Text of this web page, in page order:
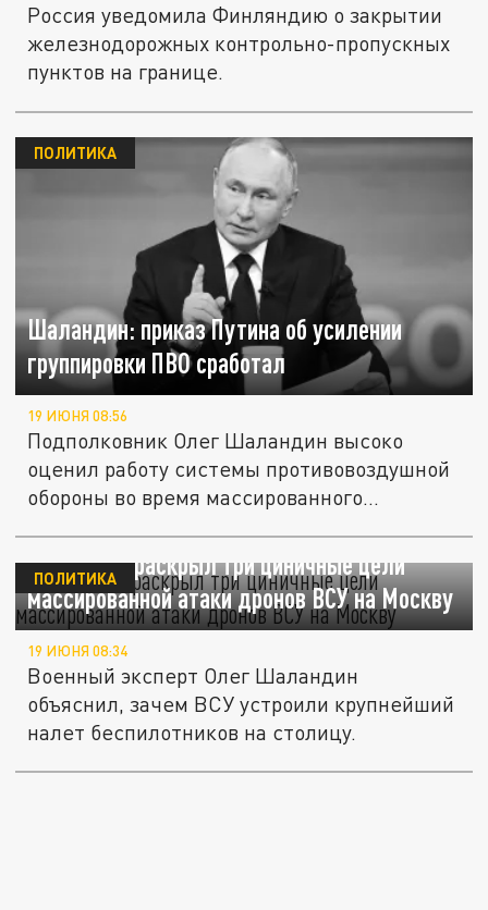
Россия уведомила Финляндию о закрытии
железнодорожных контрольно-пропускных
пунктов на границе.
Шаландин: приказ Путина об усилении
группировки ПВО сработал
ПОЛИТИКА
19 ИЮНЯ 08:56
Подполковник Олег Шаландин высоко
оценил работу системы противовоздушной
обороны во время массированного...
Шаландин раскрыл три циничные цели
массированной атаки дронов ВСУ на Москву
ПОЛИТИКА
19 ИЮНЯ 08:34
Военный эксперт Олег Шаландин
объяснил, зачем ВСУ устроили крупнейший
налет беспилотников на столицу.